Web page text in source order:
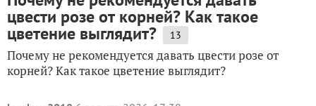
КУСТЫ И ДЕРЕВЬЯ
декоративные деревья и кустарники
декоративные кустарники
деревья
цвести розе от корней? Как такое
цветение выглядит? 13
Почему не рекомендуется давать цвести розе от
корней? Как такое цветение выглядит?